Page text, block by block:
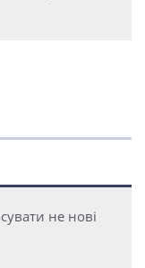
не нові